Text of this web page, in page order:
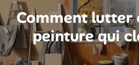
Comment lutter
peinture qui